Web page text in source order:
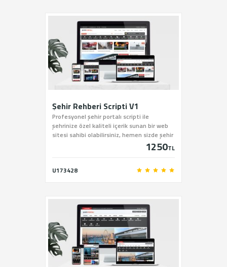
Şehir Rehberi Scripti V1
Profesyonel şehir portalı scripti ile
şehrinize özel kaliteli içerik sunan bir web
sitesi sahibi olabilirsiniz, hemen sizde şehir
portalı scriptini sitemiz üzerinden satın
1250TL
U173428